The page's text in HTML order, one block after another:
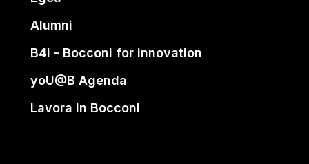
Alumni
B4i - Bocconi for innovation
yoU@B Agenda
Lavora in Bocconi